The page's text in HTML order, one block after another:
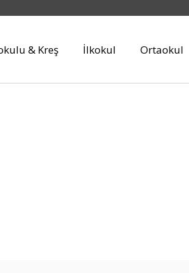
& Kreş İlkokul Ortaokul